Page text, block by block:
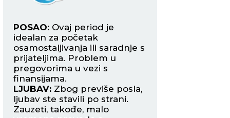
POSAO: Ovaj period je
idealan za početak
osamostaljivanja ili saradnje s
prijateljima. Problem u
pregovorima u vezi s
finansijama.
LJUBAV: Zbog previše posla,
ljubav ste stavili po strani.
Zauzeti, takođe, malo